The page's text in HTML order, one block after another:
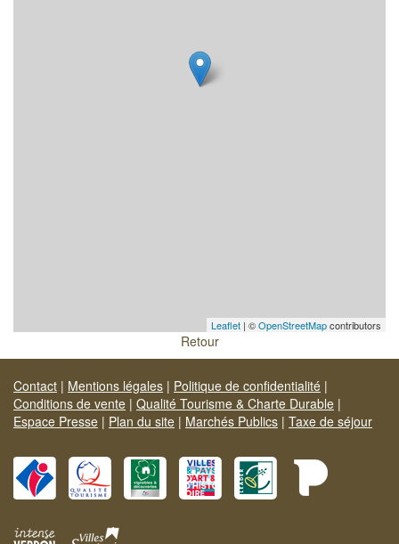
Leaflet | ©OpenStreetMapcontributors
Retour
Contact | Mentions légales | Politique de confidentialité |
Conditions de vente | Qualité Tourisme & Charte Durable |
Espace Presse | Plan du site | Marchés Publics | Taxe de séjour